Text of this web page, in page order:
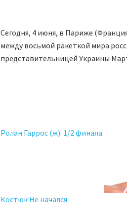
Сегодня, 4 июня, в Париже
между восьмой ракеткой мира
представительницей Украины
Ролан Гаррос (ж). 1/2 финала
Костюк Не начался